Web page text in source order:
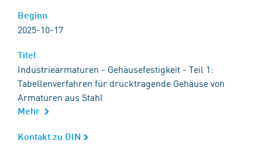
Beginn
2025-10-17
Titel
Industriearmaturen - Gehäusefestigkeit - Teil 1:
Tabellenverfahren für drucktragende Gehäuse von
Armaturen aus Stahl
Mehr
Kontakt zu DIN
Kontakt zu DIN